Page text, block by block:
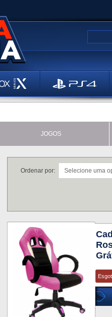
JOGOS
Ordenar por: